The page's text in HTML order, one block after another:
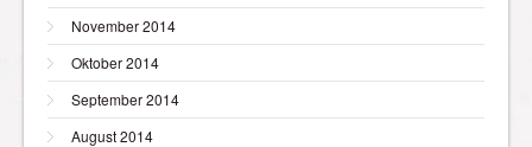
November 2014
Oktober 2014
September 2014
August 2014